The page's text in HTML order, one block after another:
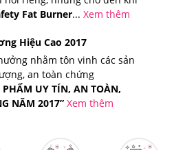
chăm sóc sức khỏe cao
tin cậy và là nơi mua sắm, làm
tưởng của tất cả mọi người.
tra thông tin sản phẩm
rãi bởi người tiêu dùng
Fat Burner... Xem thêm
Hiệu Cao 2017
nhằm tôn vinh các sản
an toàn chứng
PHẨM UY TÍN, AN TOÀN,
NĂM 2017” Xem thêm